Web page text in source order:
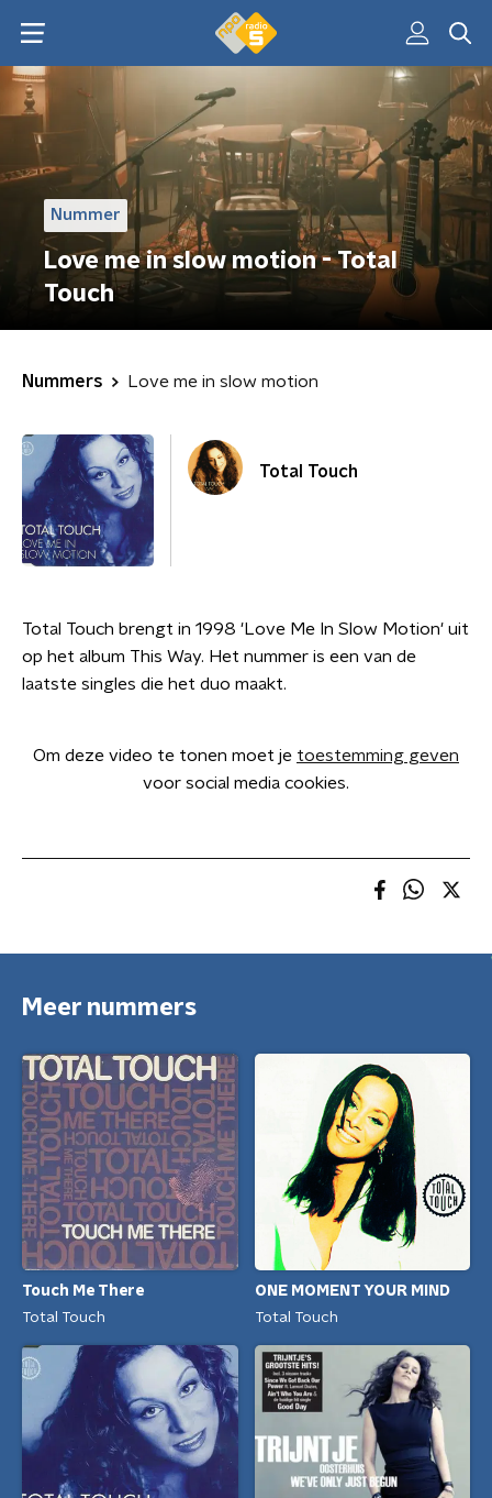
Nummer
Love me in slow motion - Total
Touch
Nummers Love me in slow motion
Total Touch
Total Touch brengt in 1998 'Love Me In Slow Motion' uit
op het album This Way. Het nummer is een van de
laatste singles die het duo maakt.
Om deze video te tonen moet je toestemming geven
voor social media cookies.
Meer nummers
Touch Me There
Total Touch
ONE MOMENT YOUR MIND
Total Touch